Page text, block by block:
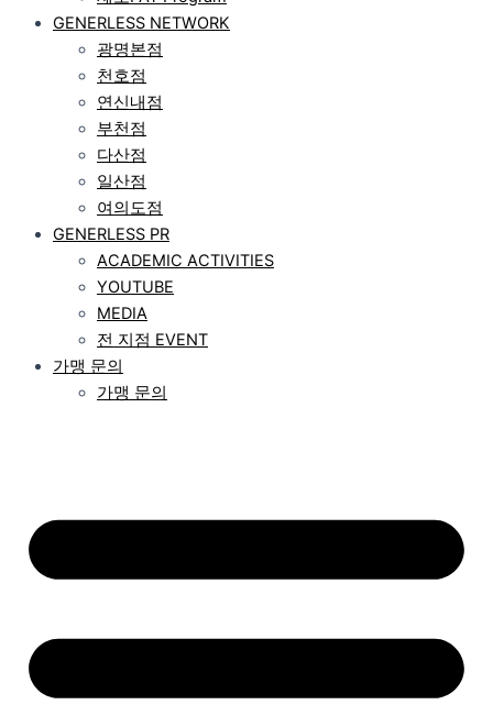
GENERLESS NETWORK
광명본점
천호점
연신내점
부천점
다산점
일산점
여의도점
GENERLESS PR
ACADEMIC ACTIVITIES
YOUTUBE
MEDIA
전 지점 EVENT
가맹 문의
가맹 문의